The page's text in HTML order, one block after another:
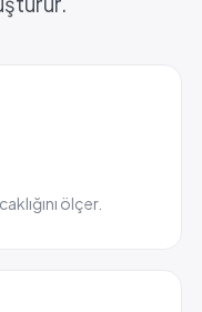
ölçer.